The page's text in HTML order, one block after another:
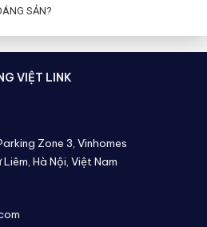
SẢN?
VIỆT LINK
Zone 3, Vinhomes
Hà Nội, Việt Nam